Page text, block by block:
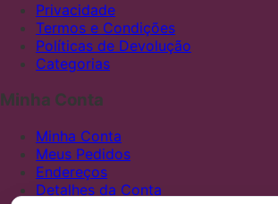
Privacidade
Termos e Condições
Políticas de Devolução
Categorias
Minha Conta
Minha Conta
Meus Pedidos
Endereços
Detalhes da Conta